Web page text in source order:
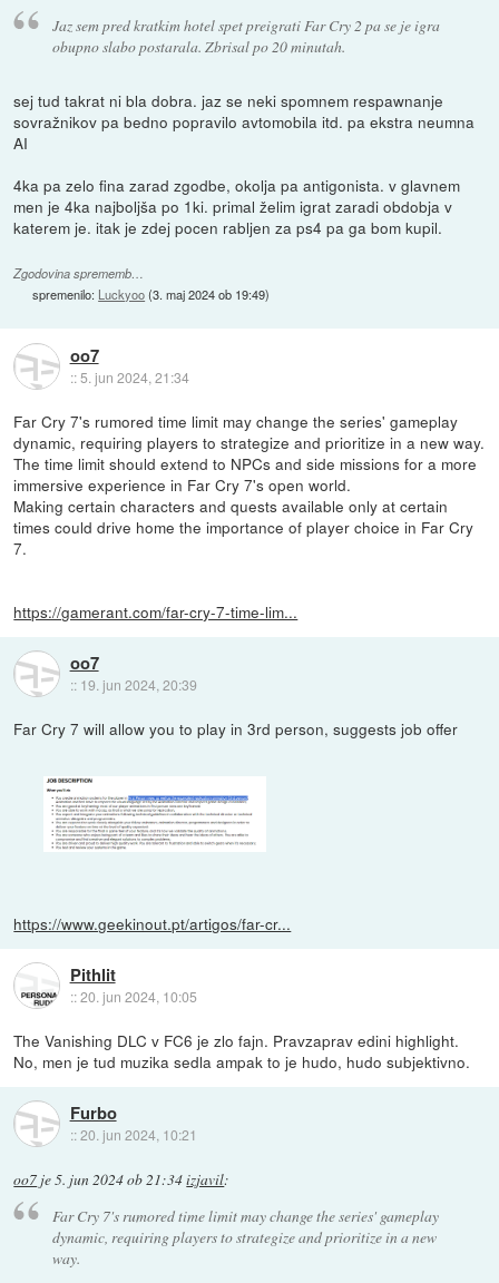
Jaz sem pred kratkim hotel spet preigrati Far Cry 2 pa se je igra
obupno slabo postarala. Zbrisal po 20 minutah.
sej tud takrat ni bla dobra. jaz se neki spomnem respawnanje
sovražnikov pa bedno popravilo avtomobila itd. pa ekstra neumna
AI
4ka pa zelo fina zarad zgodbe, okolja pa antigonista. v glavnem
men je 4ka najboljša po 1ki. primal želim igrat zaradi obdobja v
katerem je. itak je zdej pocen rabljen za ps4 pa ga bom kupil.
Zgodovina sprememb…
spremenilo: Luckyoo(3. maj 2024 ob 19:49)
oo7
::5. jun 2024, 21:34
Far Cry 7's rumored time limit may change the series' gameplay
dynamic, requiring players to strategize and prioritize in a new way.
The time limit should extend to NPCs and side missions for a more
immersive experience in Far Cry 7's open world.
Making certain characters and quests available only at certain
times could drive home the importance of player choice in Far Cry
7.
https://gamerant.com/far-cry-7-time-lim...
oo7
:: 19. jun 2024, 20:39
Far Cry 7 will allow you to play in 3rd person, suggests job offer
https://www.geekinout.pt/artigos/far-cr...
Pithlit
::20. jun 2024, 10:05
The Vanishing DLC v FC6 je zlo fajn. Pravzaprav edini highlight.
No, men je tud muzika sedla ampak to je hudo, hudo subjektivno.
Furbo
::20. jun 2024, 10:21
oo7 je5. jun 2024 ob 21:34izjavil:
Far Cry 7's rumored time limit may change the series' gameplay
dynamic, requiring players to strategize and prioritize in a new
way.